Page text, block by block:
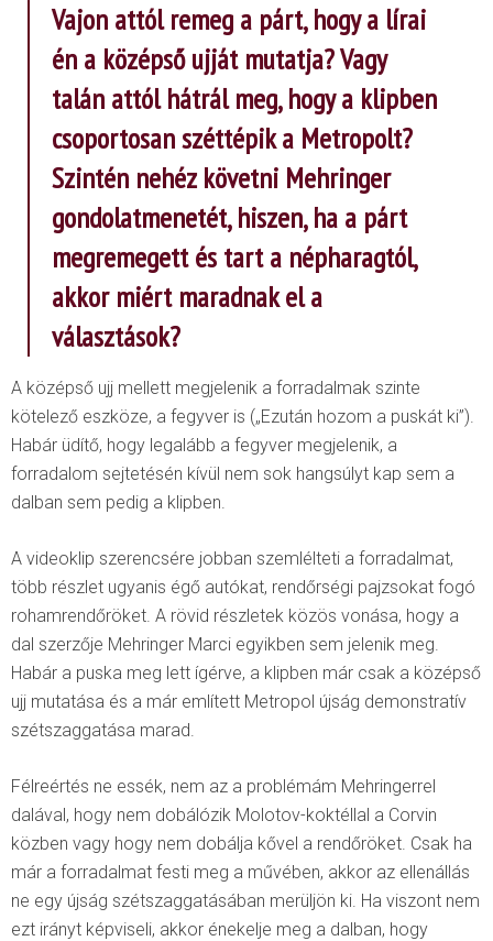
Vajon attól remeg a párt, hogy a lírai
én a középső ujját mutatja? Vagy
talán attól hátrál meg, hogy a klipben
csoportosan széttépik a Metropolt?
Szintén nehéz követni Mehringer
gondolatmenetét, hiszen, ha a párt
megremegett és tart a népharagtól,
akkor miért maradnak el a
választások?
A középső ujj mellett megjelenik a forradalmak szinte
kötelező eszköze, a fegyver is („Ezután hozom a puskát ki”).
Habár üdítő, hogy legalább a fegyver megjelenik, a
forradalom sejtetésén kívül nem sok hangsúlyt kap sem a
dalban sem pedig a klipben.
A videoklip szerencsére jobban szemlélteti a forradalmat,
több részlet ugyanis égő autókat, rendőrségi pajzsokat fogó
rohamrendőröket. A rövid részletek közös vonása, hogy a
dal szerzője Mehringer Marci egyikben sem jelenik meg.
Habár a puska meg lett ígérve, a klipben már csak a középső
ujj mutatása és a már említett Metropol újság demonstratív
szétszaggatása marad.
Félreértés ne essék, nem az a problémám Mehringerrel
dalával, hogy nem dobálózik Molotov-koktéllal a Corvin
közben vagy hogy nem dobálja kővel a rendőröket. Csak ha
már a forradalmat festi meg a művében, akkor az ellenállás
ne egy újság szétszaggatásában merüljön ki. Ha viszont nem
ezt irányt képviseli, akkor énekelje meg a dalban, hogy